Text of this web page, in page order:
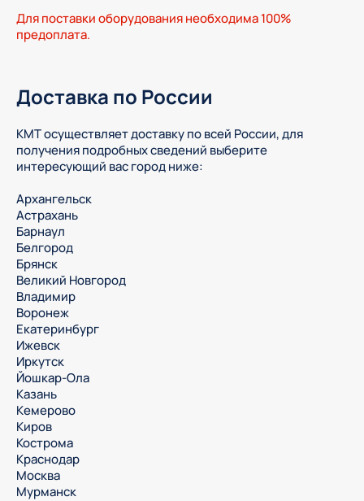
Для поставки оборудования необходима 100%
предоплата.
Доставка по России
КМТ осуществляет доставку по всей России, для
получения подробных сведений выберите
интересующий вас город ниже:
Архангельск
Астрахань
Барнаул
Белгород
Брянск
Великий Новгород
Владимир
Воронеж
Екатеринбург
Ижевск
Иркутск
Йошкар-Ола
Казань
Кемерово
Киров
Кострома
Краснодар
Москва
Мурманск